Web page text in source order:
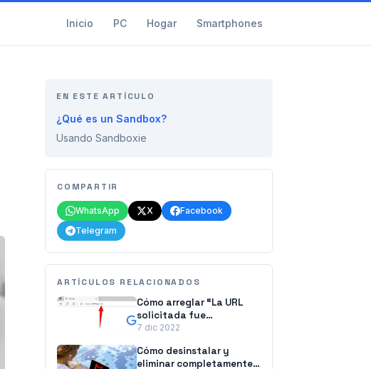
Inicio PC Hogar Smartphones
EN ESTE ARTÍCULO
¿Qué es un Sandbox?
Usando Sandboxie
COMPARTIR
WhatsApp X
Facebook
Telegram
ARTÍCULOS RELACIONADOS
Cómo arreglar “La URL
solicitada fue
rechazada. Consulte con
del navegador
7 dic 2022
Cómo desinstalar y
eliminar completamente